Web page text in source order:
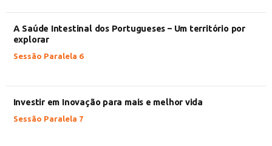
A Saúde Intestinal dos Portugueses – Um território por
explorar
Sessão Paralela 6
Investir em Inovação para mais e melhor vida
Sessão Paralela 7